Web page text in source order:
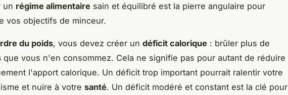
un régime alimentaire sain et équilibré est la pierre angulaire pour
vos objectifs de minceur.
du poids, vous devez créer un déficit calorique : brûler plus de
que vous n'en consommez. Cela ne signifie pas pour autant de réduire
l'apport calorique. Un déficit trop important pourrait ralentir votre
et nuire à votre santé. Un déficit modéré et constant est la clé pour